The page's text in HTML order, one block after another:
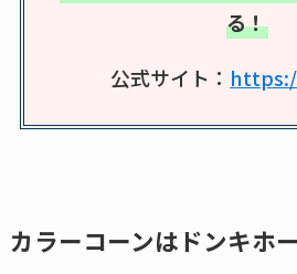
な
ビ
キ
る！
公式サイト：
カラーコーンはドンキホ